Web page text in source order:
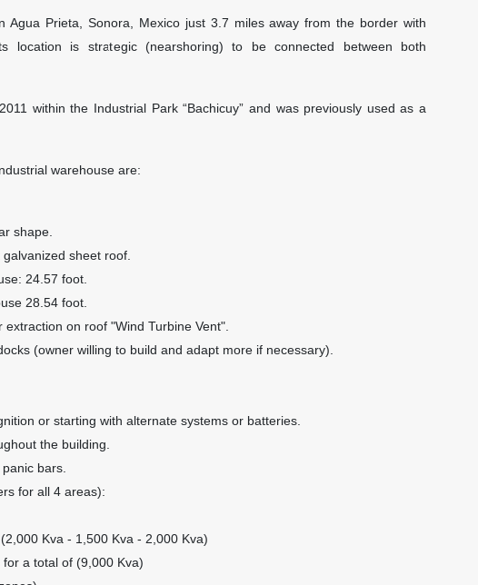
Agua Prieta, Sonora, Mexico just 3.7 miles away from the border with
location is strategic (nearshoring) to be connected between both
within the Industrial Park “Bachicuy” and was previously used as a
warehouse are:
shape.
sheet roof.
24.57 foot.
28.54 foot.
on roof "Wind Turbine Vent".
(owner willing to build and adapt more if necessary).
or starting with alternate systems or batteries.
the building.
bars.
for all 4 areas):
Kva - 1,500 Kva - 2,000 Kva)
a total of (9,000 Kva)